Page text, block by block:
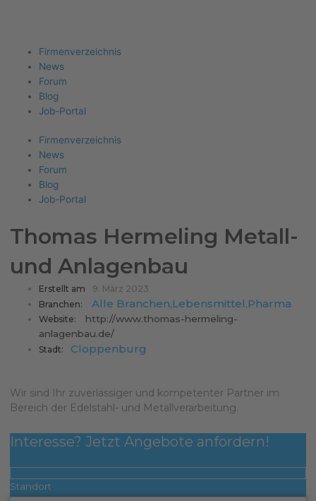
Menu
Firmenverzeichnis
News
Forum
Blog
Job-Portal
Firmenverzeichnis
News
Forum
Blog
Job-Portal
Thomas Hermeling Metall-
und Anlagenbau
Erstellt am
9. März 2023
Branchen:
Alle Branchen,Lebensmittel,Pharma
Website:
http://www.thomas-hermeling-
anlagenbau.de/
Stadt: Cloppenburg
Wir sind Ihr zuverlässiger und kompetenter Partner im
Bereich der Edelstahl- und Metallverarbeitung.
Interesse? Jetzt Angebote anfordern!
Standort